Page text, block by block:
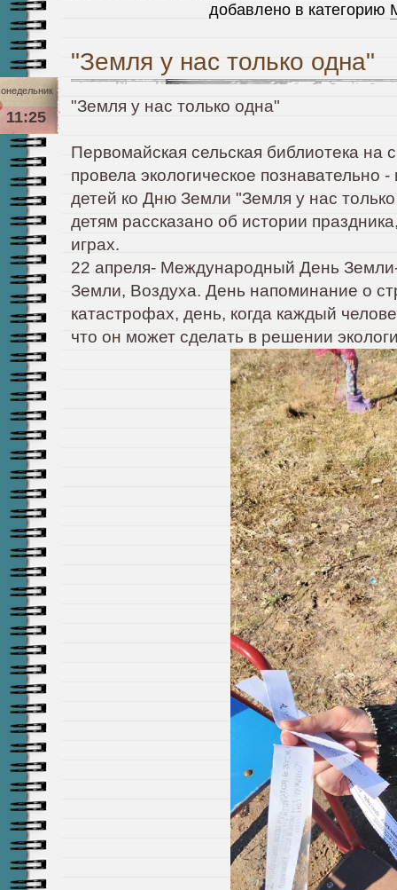
добавлено в категорию
"Земля у нас только одна"
11:25
"Земля у нас только одна"
Первомайская сельская библиотека на
провела экологическое познавательно
детей ко Дню Земли "Земля у нас
детям рассказано об истории
играх.
22 апреля- Международный День
Земли, Воздуха. День напоминание о
катастрофах, день, когда каждый
что он может сделать в решении